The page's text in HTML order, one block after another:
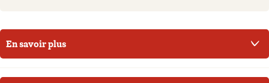
En savoir plus